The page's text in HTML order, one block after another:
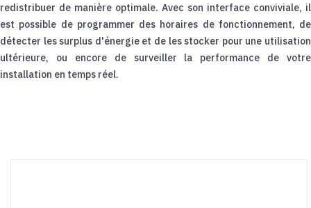
redistribuer de manière optimale. Avec son interface conviviale, il
est possible de programmer des horaires de fonctionnement, de
détecter les surplus d'énergie et de les stocker pour une utilisation
ultérieure, ou encore de surveiller la performance de votre
installation en temps réel.